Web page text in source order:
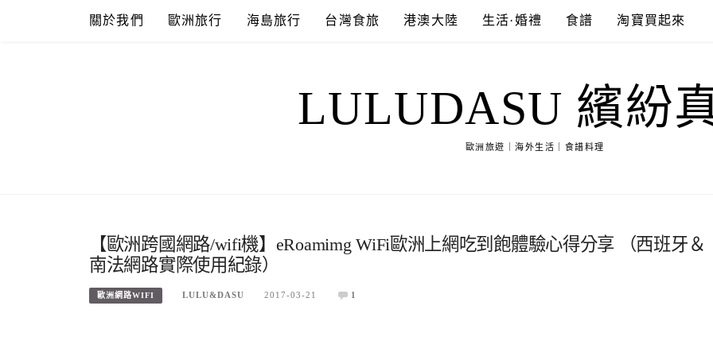
關於我們 歐洲旅行 海島旅行 台灣食旅 港澳大陸 生活·婚禮 食譜 淘寶買起來
LULUDASU 繽紛
歐洲旅遊｜海外生活｜食譜料理
【歐洲跨國網路/wifi機】eRoamimg WiFi歐洲上網吃到飽體驗心得分享 （西班牙＆
南法網路實際使用紀錄）
歐洲網路WIFI LULU&DASU 2017-03-21 1